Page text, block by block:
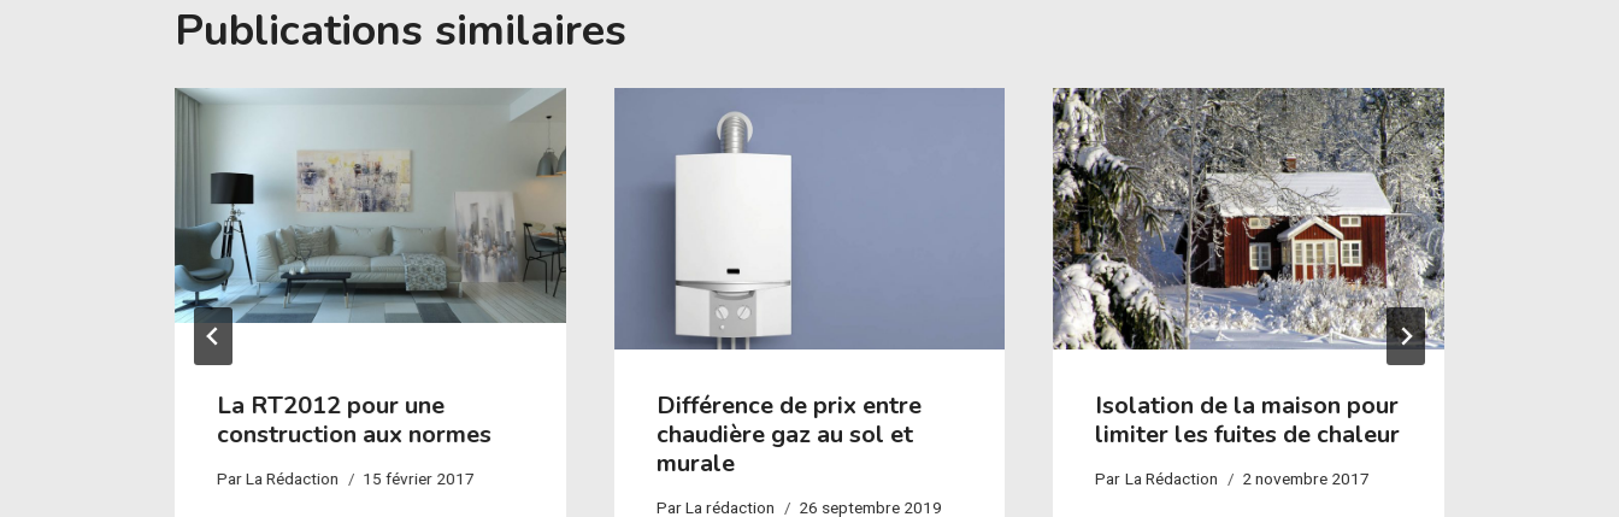
Publications similaires
La RT2012 pour une
construction aux normes
Par La Rédaction 15 février 2017
Différence de prix entre
chaudière gaz au sol et
murale
ParLa rédaction 26 septembre 2019
Isolation de la maison pour
limiter les fuites de chaleur
Par La Rédaction 2 novembre 2017